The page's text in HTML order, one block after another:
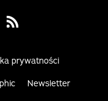
on Youtube
Visit us on Rss
prywatności
Newsletter